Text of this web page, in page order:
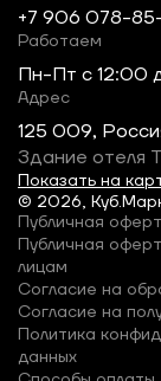
© 2026,
+7 906 078-
Работаем
Пн-Пт c 12:00
Адрес
125 009,
Здание отеля
Показать на
Публичная
Публичная
лицам
Согласие на
Согласие на
Политика
данных